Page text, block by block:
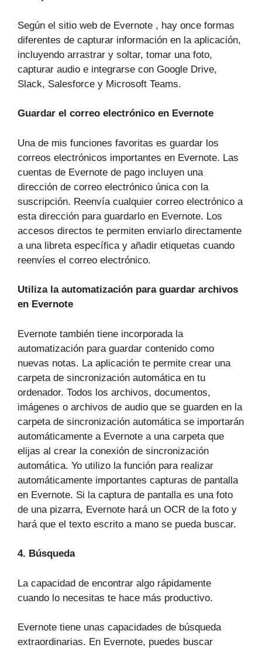
Según el sitio web de Evernote , hay once formas
diferentes de capturar información en la aplicación,
incluyendo arrastrar y soltar, tomar una foto,
capturar audio e integrarse con Google Drive,
Slack, Salesforce y Microsoft Teams.
Guardar el correo electrónico en Evernote
Una de mis funciones favoritas es guardar los
correos electrónicos importantes en Evernote. Las
cuentas de Evernote de pago incluyen una
dirección de correo electrónico única con la
suscripción. Reenvía cualquier correo electrónico a
esta dirección para guardarlo en Evernote. Los
accesos directos te permiten enviarlo directamente
a una libreta específica y añadir etiquetas cuando
reenvíes el correo electrónico.
Utiliza la automatización para guardar archivos
en Evernote
Evernote también tiene incorporada la
automatización para guardar contenido como
nuevas notas. La aplicación te permite crear una
carpeta de sincronización automática en tu
ordenador. Todos los archivos, documentos,
imágenes o archivos de audio que se guarden en la
carpeta de sincronización automática se importarán
automáticamente a Evernote a una carpeta que
elijas al crear la conexión de sincronización
automática. Yo utilizo la función para realizar
automáticamente importantes capturas de pantalla
en Evernote. Si la captura de pantalla es una foto
de una pizarra, Evernote hará un OCR de la foto y
hará que el texto escrito a mano se pueda buscar.
4. Búsqueda
La capacidad de encontrar algo rápidamente
cuando lo necesitas te hace más productivo.
Evernote tiene unas capacidades de búsqueda
extraordinarias. En Evernote, puedes buscar